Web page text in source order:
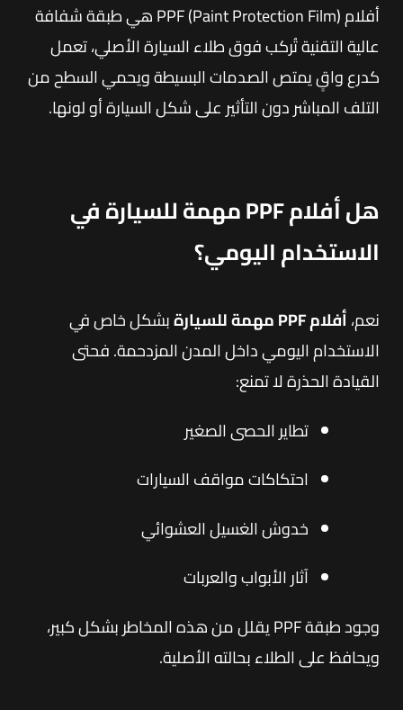
أفلام PPF (Paint Protection Film) هي طبقة شفافة
عالية التقنية تُركب فوق طلاء السيارة الأصلي، تعمل
كدرع واقٍ يمتص الصدمات البسيطة ويحمي السطح من
التلف المباشر دون التأثير على شكل السيارة أو لونها.
هل أفلام PPF مهمة للسيارة في
الاستخدام اليومي؟
نعم،أفلام PPF مهمة للسيارة
بشكل خاص في
الاستخدام اليومي داخل المدن المزدحمة. فحتى
القيادة الحذرة لا تمنع:
تطاير الحصى الصغير
احتكاكات مواقف السيارات
خدوش الغسيل العشوائي
آثار الأبواب والعربات
وجود طبقة PPF يقلل من هذه المخاطر بشكل كبير،
ويحافظ على الطلاء بحالته الأصلية.